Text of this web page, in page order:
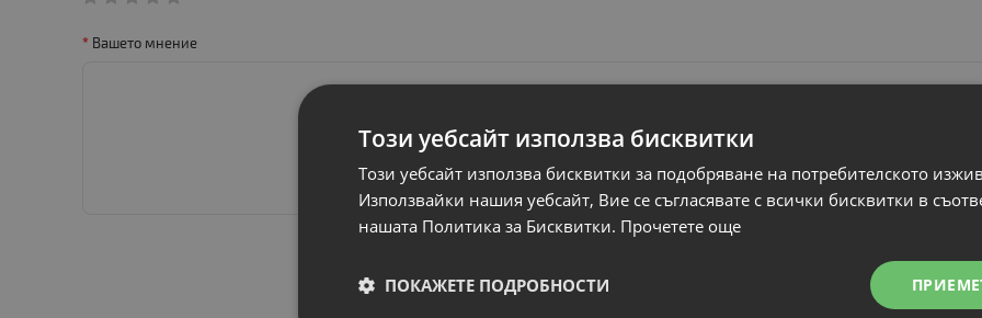
Вашето мнение
Този уебсайт използва бисквитки
Този уебсайт използва бисквитки за подобряване на потребителското
Използвайки нашия уебсайт, Вие се съгласявате с всички бисквитки в
нашата Политика за Бисквитки. Прочетете още
ПОКАЖЕТЕ ПОДРОБНОСТИ